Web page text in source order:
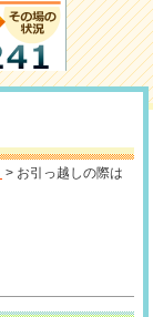
> お引っ越しの際は